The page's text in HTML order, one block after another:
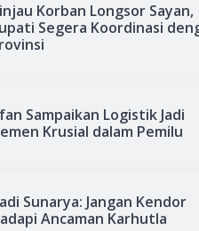
Korban Longsor Sayan,
Segera Koordinasi
Sampaikan Logistik Jadi
Krusial dalam Pemilu
Sunarya: Jangan Kendor
Ancaman Karhutla